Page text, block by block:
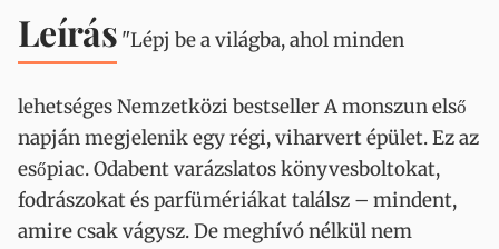
Leírás "Lépj be a világba, ahol minden
lehetséges Nemzetközi bestseller A monszun első
napján megjelenik egy régi, viharvert épület. Ez az
esőpiac. Odabent varázslatos könyvesboltokat,
fodrászokat és parfümériákat találsz – mindent,
amire csak vágysz. De meghívó nélkül nem